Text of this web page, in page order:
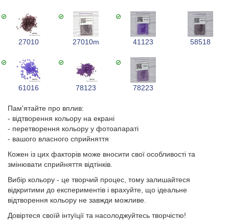
27010 27010m 41123 58518
61016 78123 78223
Пам'ятайте про вплив:
- відтворення кольору на екрані
- перетворення кольору у фотоапараті
- вашого власного сприйняття
Кожен із цих факторів може вносити свої особливості та
змінювати сприйняття відтінків.
Вибір кольору - це творчий процес, тому залишайтеся
відкритими до експериментів і врахуйте, що ідеальне
відтворення кольору не завжди можливе.
Довіртеся своїй інтуїції та насолоджуйтесь творчістю!